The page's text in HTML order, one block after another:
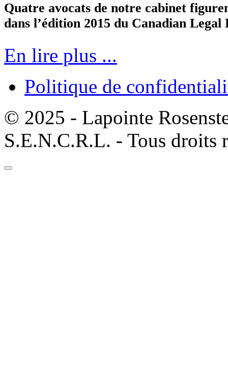
Quatre avocats de notre cabinet
dans l’édition 2015 du Canadian
En lire plus ...
Politique de
© 2025 - Lapointe
S.E.N.C.R.L. - Tous droits